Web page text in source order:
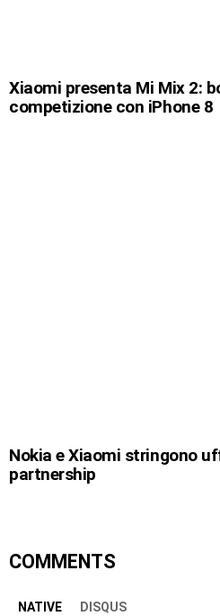
Xiaomi presenta Mi Mix 2:
competizione con iPhone 8
Nokia e Xiaomi stringono
partnership
COMMENTS
NATIVE DISQUS